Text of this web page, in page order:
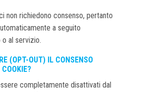
non richiedono consenso, pertanto
a seguito
o al servizio.
(OPT-OUT) IL CONSENSO
completamente disattivati dal